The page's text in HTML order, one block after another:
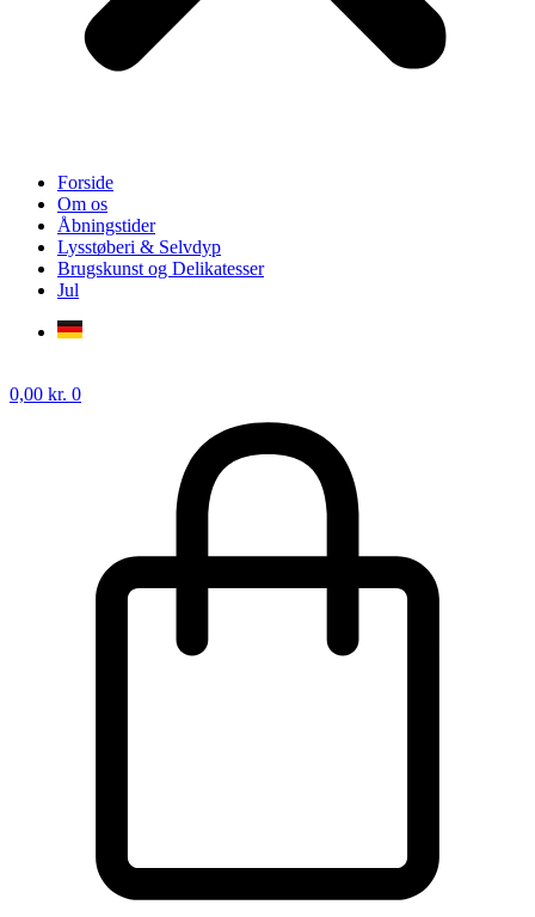
Forside
Om os
Åbningstider
Lysstøberi & Selvdyp
Brugskunst og Delikatesser
Jul
0,00 kr. 0